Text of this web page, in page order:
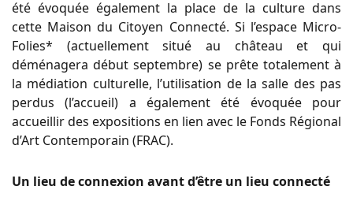
été évoquée également la place de la culture dans
cette Maison du Citoyen Connecté. Si l’espace Micro-
Folies* (actuellement situé au château et qui
déménagera début septembre) se prête totalement à
la médiation culturelle, l’utilisation de la salle des pas
perdus (l’accueil) a également été évoquée pour
accueillir des expositions en lien avec le Fonds Régional
d’Art Contemporain (FRAC).
Un lieu de connexion avant d’être un lieu connecté